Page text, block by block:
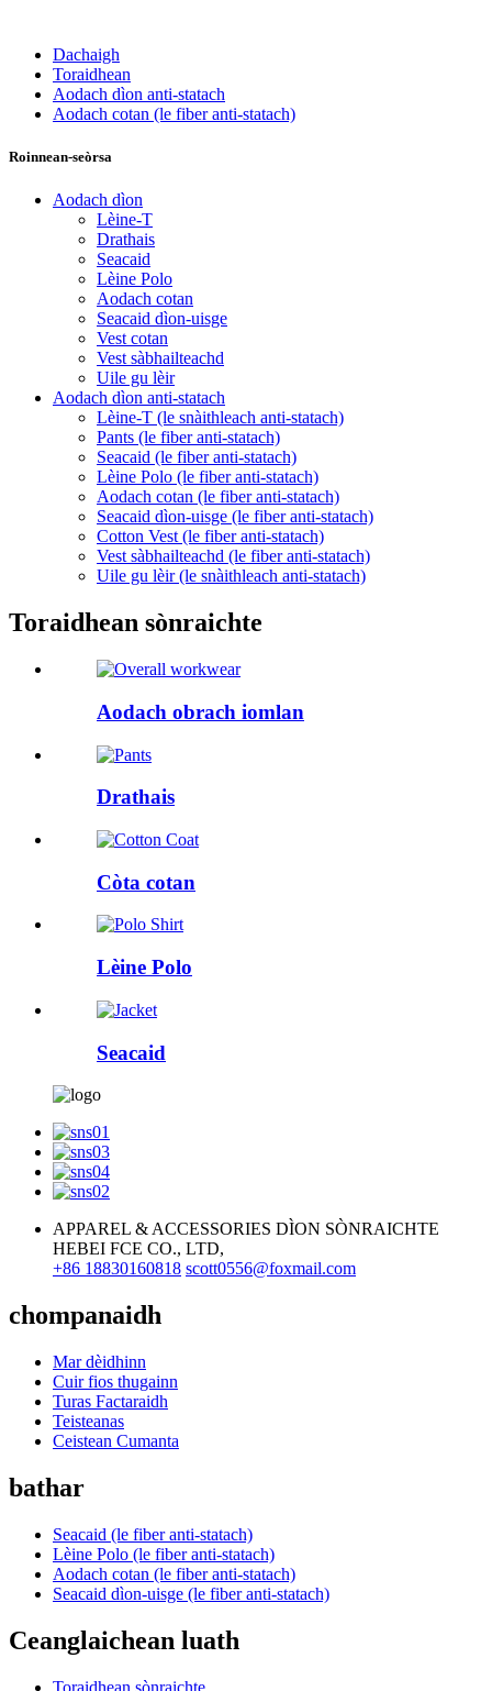
Dachaigh
Toraidhean
Aodach dìon anti-statach
Aodach cotan (le fiber anti-statach)
Roinnean-seòrsa
Aodach dìon
Lèine-T
Drathais
Seacaid
Lèine Polo
Aodach cotan
Seacaid dìon-uisge
Vest cotan
Vest sàbhailteachd
Uile gu lèir
Aodach dìon anti-statach
Lèine-T (le snàithleach anti-statach)
Pants (le fiber anti-statach)
Seacaid (le fiber anti-statach)
Lèine Polo (le fiber anti-statach)
Aodach cotan (le fiber anti-statach)
Seacaid dìon-uisge (le fiber anti-statach)
Cotton Vest (le fiber anti-statach)
Vest sàbhailteachd (le fiber anti-statach)
Uile gu lèir (le snàithleach anti-statach)
Toraidhean sònraichte
Aodach obrach iomlan
Drathais
Còta cotan
Lèine Polo
Seacaid
APPAREL & ACCESSORIES DÌON SÒNRAICHTE
HEBEI FCE CO., LTD,
+86 18830160818 scott0556@foxmail.com
chompanaidh
Mar dèidhinn
Cuir fios thugainn
Turas Factaraidh
Teisteanas
Ceistean Cumanta
bathar
Seacaid (le fiber anti-statach)
Lèine Polo (le fiber anti-statach)
Aodach cotan (le fiber anti-statach)
Seacaid dìon-uisge (le fiber anti-statach)
Ceanglaichean luath
Toraidhean sònraichte